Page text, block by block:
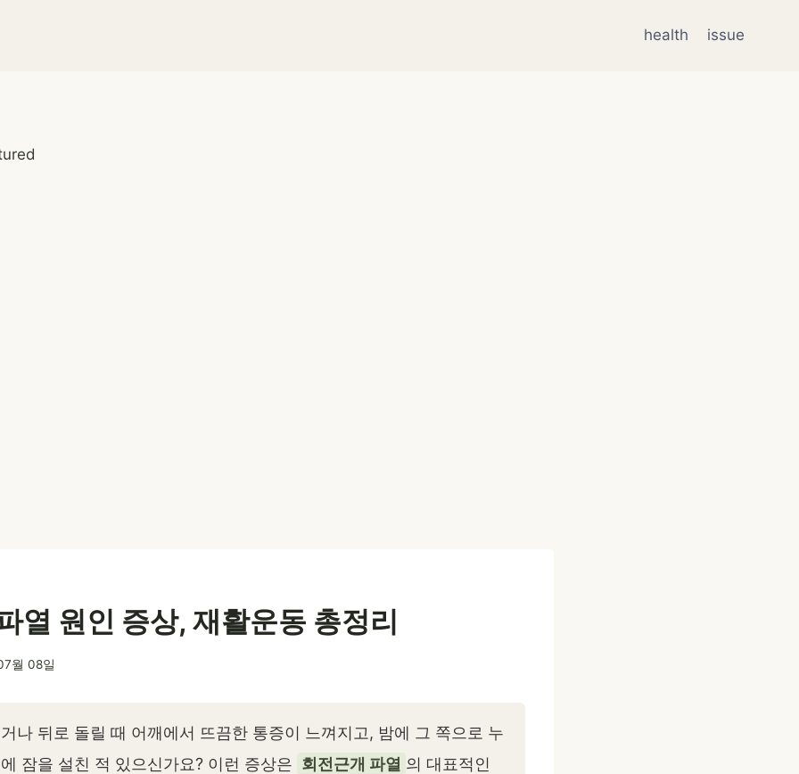
health issue
열 원인 증상, 재활운동 총정리
월 08일
나 뒤로 돌릴 때 어깨에서 뜨끔한 통증이 느껴지고, 밤에 그 쪽으로 누
잠을 설친 적 있으신가요? 이런 증상은 회전근개 파열 의 대표적인